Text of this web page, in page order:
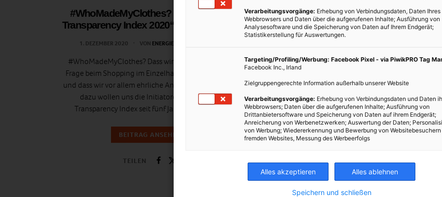
#WhoMadeMyClothes? Der „Fashion
Transparency Index 2020“ gibt Antworten
1. DEZEMBER 2020 VON ENERGIELEBEN REDAKTION
#WhoMadeMyClothes? Dass wir Endkunden diese
Frage beim Shopping im Einzelhandel öfter stellen –
und dass wir vor allem ehrliche Antworten einfordern,
dazu wollen uns die Initiatoren des Fashion
Transparency Index seit fünf Jahren ermutigen.
BEITRAG ANSEHEN
TEILEN
Verarbeitungsvorgänge: Erhebung von Verbindungsdaten, Daten Ihres
Webbrowsers und Daten über die aufgerufenen Inhalte; Ausführung von
Analysesoftware und die Speicherung von Daten auf Ihrem Endgerät;
Statistikerstellung für Auswertungen.
Targeting/Profiling/Werbung: Facebook Pixel - via PiwikPRO Tag
Facebook Inc., Irland
Zielgruppengerechte Information außerhalb unserer Website
Verarbeitungsvorgänge: Erhebung von Verbindungsdaten und Daten
Webbrowsers; Daten über die aufgerufenen Inhalte; Ausführung von
Drittanbietersoftware und Speicherung von Daten auf ihrem Endgerät;
Anreicherung von Werbenetzwerken; Auswertung der Daten;
von Werbung; Wiedererkennung und Bewerbung von
fremden Websites, Messung des Werbeerfolgs
Alles akzeptieren Alles ablehnen
Speichern und schließen